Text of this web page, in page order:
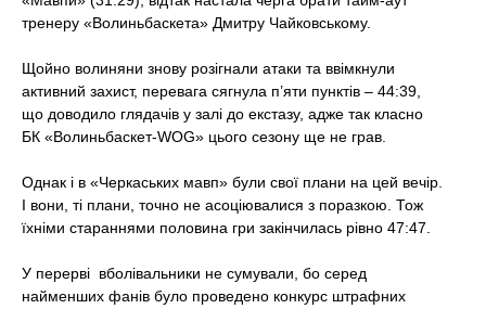
тренеру «Волиньбаскета» Дмитру Чайковському.
Щойно волиняни знову розігнали атаки та ввімкнули
активний захист, перевага сягнула п’яти пунктів – 44:39,
що доводило глядачів у залі до екстазу, адже так класно
БК «Волиньбаскет-WOG» цього сезону ще не грав.
Однак і в «Черкаських мавп» були свої плани на цей вечір.
І вони, ті плани, точно не асоціювалися з поразкою. Тож
їхніми стараннями половина гри закінчилась рівно 47:47.
У перерві вболівальники не сумували, бо серед
найменших фанів було проведено конкурс штрафних